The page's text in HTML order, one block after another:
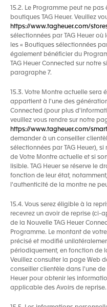
15.2. Le Programme peut ne
boutiques TAG Heuer. Veuillez
https://www.tagheuer.com/
sélectionnées par TAG Heuer
les « Boutiques sélectionnées
également bénéficier du
TAG Heuer Connected sur
paragraphe 7.
15.3. Votre Montre actuelle sera
appartient à l'une des
Connected (pour plus
veuillez vous rendre sur notre
https://www.tagheuer.com/
demander à un conseiller
sélectionnées par TAG Heuer),
de Votre Montre actuelle et si
lisible. TAG Heuer se réserve le
fonction de leur état,
l'authenticité de la montre ne
15.4. Vous serez éligible à la
recevrez un avoir de reprise (ci-
de la Nouvelle TAG Heuer
Programme. Le montant de
précisé et modifié
périodiquement, en fonction de
Veuillez consulter la page Web
conseiller clientèle dans l'une
Heuer pour obtenir les
applicable des Avoirs de reprise.